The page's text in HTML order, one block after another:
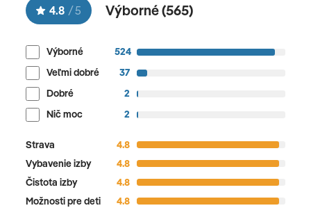
4.8 /5 Výborné (565)
Výborné
524
Veľmi dobré
37
Dobré
2
Nič moc
2
Strava
4.8
Vybavenie izby
4.8
Čistota izby
4.8
Možnosti pre deti
4.8